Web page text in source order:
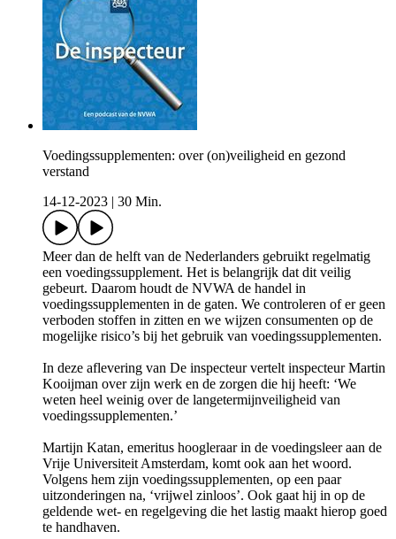
Voedingssupplementen: over (on)veiligheid en gezond
verstand
14-12-2023
30 Min.
Meer dan de helft van de Nederlanders gebruikt regelmatig
een voedingssupplement. Het is belangrijk dat dit veilig
gebeurt. Daarom houdt de NVWA de handel in
voedingssupplementen in de gaten. We controleren of er geen
verboden stoffen in zitten en we wijzen consumenten op de
mogelijke risico’s bij het gebruik van voedingssupplementen.
In deze aflevering van De inspecteur vertelt inspecteur Martin
Kooijman over zijn werk en de zorgen die hij heeft: ‘We
weten heel weinig over de langetermijnveiligheid van
voedingssupplementen.’
Martijn Katan, emeritus hoogleraar in de voedingsleer aan de
Vrije Universiteit Amsterdam, komt ook aan het woord.
Volgens hem zijn voedingssupplementen, op een paar
uitzonderingen na, ‘vrijwel zinloos’. Ook gaat hij in op de
geldende wet- en regelgeving die het lastig maakt hierop goed
te handhaven.